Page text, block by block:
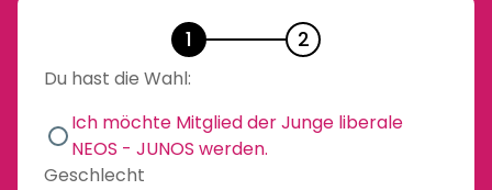
1 2
Du hast die Wahl:
Ich möchte Mitglied der Junge liberale
NEOS - JUNOS werden.
Geschlecht